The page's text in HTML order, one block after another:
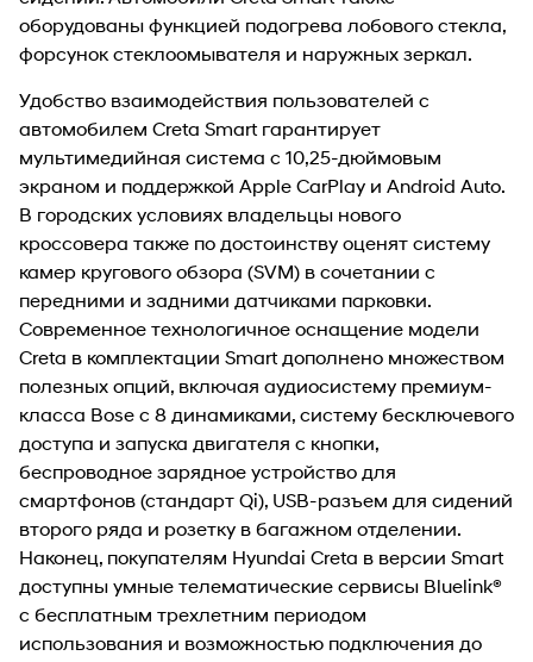
оборудованы функцией подогрева лобового стекла,
форсунок стеклоомывателя и наружных зеркал.
Удобство взаимодействия пользователей с
автомобилем Creta Smart гарантирует
мультимедийная система с 10,25-дюймовым
экраном и поддержкой Apple CarPlay и Android Auto.
В городских условиях владельцы нового
кроссовера также по достоинству оценят систему
камер кругового обзора (SVM) в сочетании с
передними и задними датчиками парковки.
Современное технологичное оснащение модели
Creta в комплектации Smart дополнено множеством
полезных опций, включая аудиосистему премиум-
класса Bose с 8 динамиками, систему бесключевого
доступа и запуска двигателя с кнопки,
беспроводное зарядное устройство для
смартфонов (стандарт Qi), USB-разъем для сидений
второго ряда и розетку в багажном отделении.
Наконец, покупателям Hyundai Creta в версии Smart
доступны умные телематические сервисы Bluelink®
c бесплатным трехлетним периодом
использования и возможностью подключения до